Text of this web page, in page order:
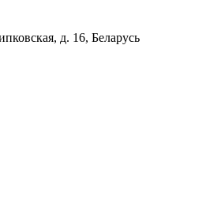
д. 16, Беларусь